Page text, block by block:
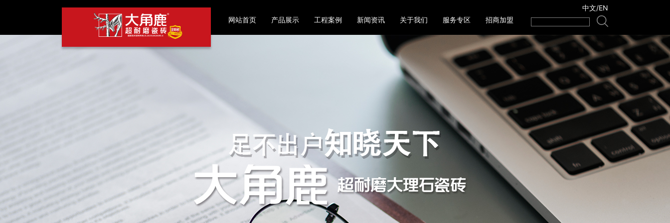
网站首页 产品展示 工程案例 新闻资讯 关于我们 服务专区 招商加盟
中文/EN